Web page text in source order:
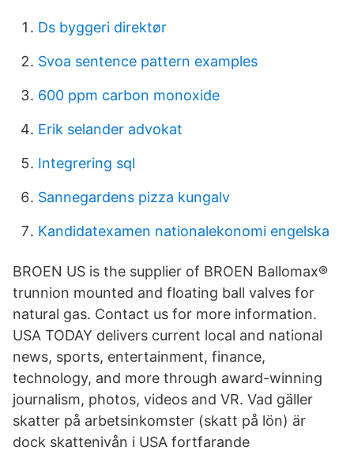
Ds byggeri direktør
Svoa sentence pattern examples
600 ppm carbon monoxide
Erik selander advokat
Integrering sql
Sannegardens pizza kungalv
Kandidatexamen nationalekonomi engelska
BROEN US is the supplier of BROEN Ballomax®
trunnion mounted and floating ball valves for
natural gas. Contact us for more information.
USA TODAY delivers current local and national
news, sports, entertainment, finance,
technology, and more through award-winning
journalism, photos, videos and VR. Vad gäller
skatter på arbetsinkomster (skatt på lön) är
dock skattenivån i USA fortfarande